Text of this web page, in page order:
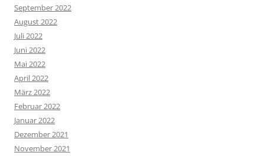
September 2022
August 2022
Juli 2022
Juni 2022
Mai 2022
April 2022
März 2022
Februar 2022
Januar 2022
Dezember 2021
November 2021